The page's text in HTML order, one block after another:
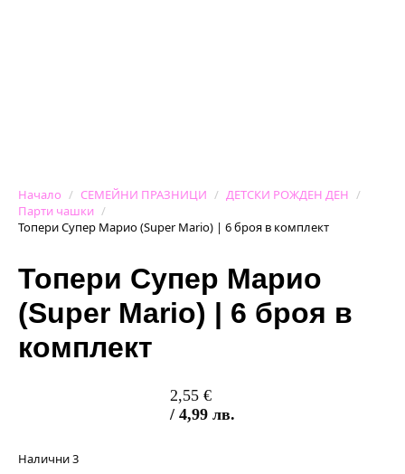
Начало СЕМЕЙНИ ПРАЗНИЦИ
ДЕТСКИ РОЖДЕН ДЕН
Парти чашки
Топери Супер Марио (Super Mario) | 6 броя в комплект
Топери Супер Марио
(Super Mario) | 6 броя в
комплект
2,55 €
/ 4,99 лв.
Налични 3